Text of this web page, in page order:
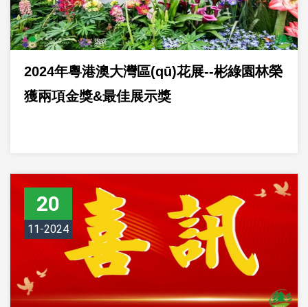
2024年粵港澳大灣區(qū)花展--彬綠園林榮
獲兩項金獎&最佳展示獎
20
11-2024